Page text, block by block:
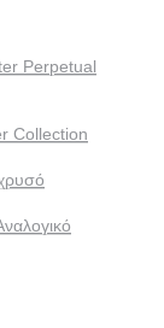
Perpetual
Collection